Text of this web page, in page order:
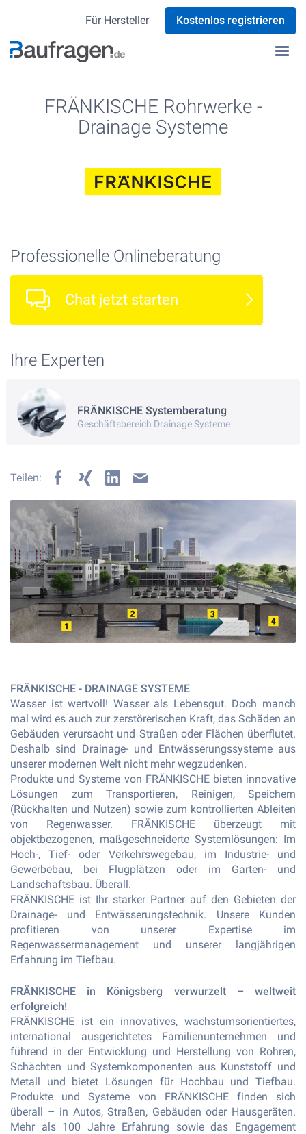
Für Hersteller Kostenlos registrieren
FRÄNKISCHE Rohrwerke -
Drainage Systeme
Professionelle Onlineberatung
Chat jetzt starten
Ihre Experten
FRÄNKISCHE Systemberatung
Geschäftsbereich Drainage Systeme
Teilen:
FRÄNKISCHE - DRAINAGE SYSTEME
Wasser ist wertvoll! Wasser als Lebensgut. Doch manch
mal wird es auch zur zerstörerischen Kraft, das Schäden an
Gebäuden verursacht und Straßen oder Flächen überﬂutet.
Deshalb sind Drainage- und Entwässerungssysteme aus
unserer modernen Welt nicht mehr wegzudenken.
Produkte und Systeme von FRÄNKISCHE bieten innovative
Lösungen zum Transportieren, Reinigen, Speichern
(Rückhalten und Nutzen) sowie zum kontrollierten Ableiten
von Regenwasser. FRÄNKISCHE überzeugt mit
objektbezogenen, maßgeschneiderte Systemlösungen: Im
Hoch-, Tief- oder Verkehrswegebau, im Industrie- und
Gewerbebau, bei Flugplätzen oder im Garten- und
Landschaftsbau. Überall.
FRÄNKISCHE ist Ihr starker Partner auf den Gebieten der
Drainage- und Entwässerungstechnik. Unsere Kunden
profitieren von unserer Expertise im
Regenwassermanagement und unserer langjährigen
Erfahrung im Tiefbau.
FRÄNKISCHE in Königsberg verwurzelt – weltweit
erfolgreich!
FRÄNKISCHE ist ein innovatives, wachstumsorientiertes,
international ausgerichtetes Familienunternehmen und
führend in der Entwicklung und Herstellung von Rohren,
Schächten und Systemkomponenten aus Kunststoff und
Metall und bietet Lösungen für Hochbau und Tiefbau.
Produkte und Systeme von FRÄNKISCHE finden sich
überall – in Autos, Straßen, Gebäuden oder Hausgeräten.
Mehr als 100 Jahre Erfahrung sowie das Engagement